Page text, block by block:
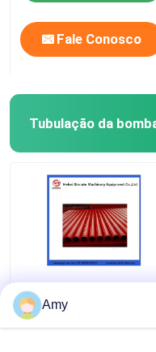
Fale Conosco
Tubulação da
Amy